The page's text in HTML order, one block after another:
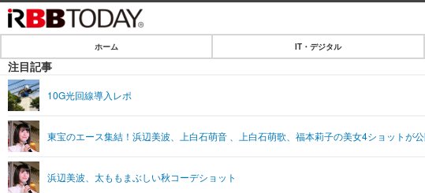
IT・デジタル
ショッピング
SPEED TEST
エンタメ
ライフ
ホーム IT・デジタル
注目記事
10G光回線導入レポ
東宝のエース集結！浜辺美波、上白石萌音 、上白石萌歌、福本莉子の美女4ショットが
浜辺美波、太ももまぶしい秋コーデショット